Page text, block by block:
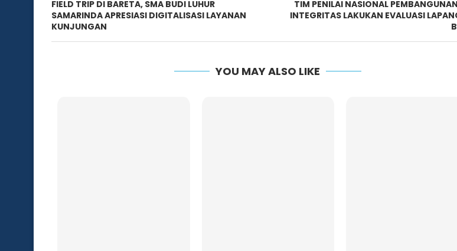
FIELD TRIP DI BARETA, SMA BUDI LUHUR
SAMARINDA APRESIASI DIGITALISASI LAYANAN
KUNJUNGAN
TIM PENILAI NASIONAL
INTEGRITAS LAKUKAN EVALUASI
YOU MAY ALSO LIKE